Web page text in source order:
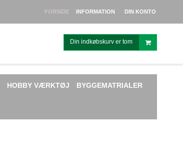
FORSIDE INFORMATION DIN KONTO
Din indkøbskurv er tom
HOBBY VÆRKTØJ BYGGEMATRIALER